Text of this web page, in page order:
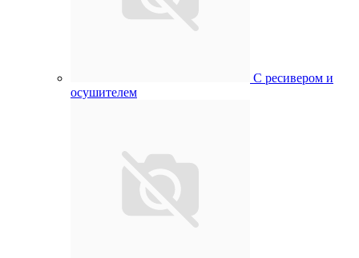
С ресивером и
осушителем